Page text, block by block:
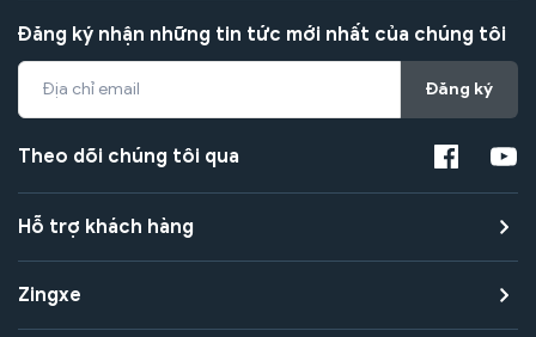
Đăng ký nhận những tin tức mới nhất của chúng tôi
Đăng ký
Theo dõi chúng tôi qua
Hỗ trợ khách hàng
Zingxe